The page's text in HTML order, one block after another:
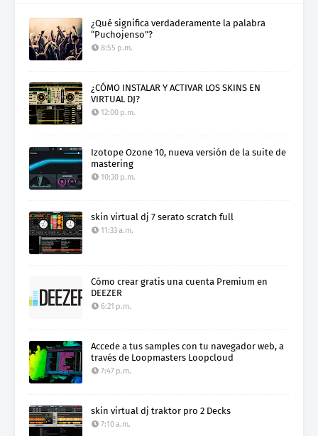
¿Qué significa verdaderamente la palabra
“Puchojenso”?
8:55 p.m.
¿CÓMO INSTALAR Y ACTIVAR LOS SKINS EN
VIRTUAL DJ?
12:00 p.m.
Izotope Ozone 10, nueva versión de la suite de
mastering
10:30 p.m.
skin virtual dj 7 serato scratch full
11:33 a.m.
Cómo crear gratis una cuenta Premium en
DEEZER
6:21 p.m.
Accede a tus samples con tu navegador web, a
través de Loopmasters Loopcloud
7:47 p.m.
skin virtual dj traktor pro 2 Decks
7:10 a.m.